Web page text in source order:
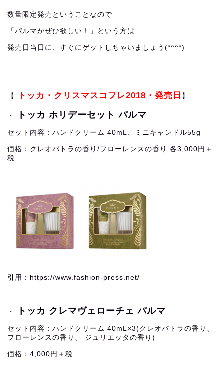
数量限定発売ということなので
「パルマがぜひ欲しい！」という方は
発売日当日に、すぐにゲットしちゃいましょう(*^^*)
【 トッカ・クリスマスコフレ2018・発売日 】
・ トッカ ホリデーセット パルマ
セット内容：ハンドクリーム 40mL、ミニキャンドル55g
価格：クレオパトラの香り/フローレンスの香り 各3,000円＋
税
引用：https://www.fashion-press.net/
・ トッカ クレマヴェローチェ パルマ
セット内容：ハンドクリーム 40mL×3(クレオパトラの香り、
フローレンスの香り、 ジュリエッタの香り)
価格：4,000円＋税